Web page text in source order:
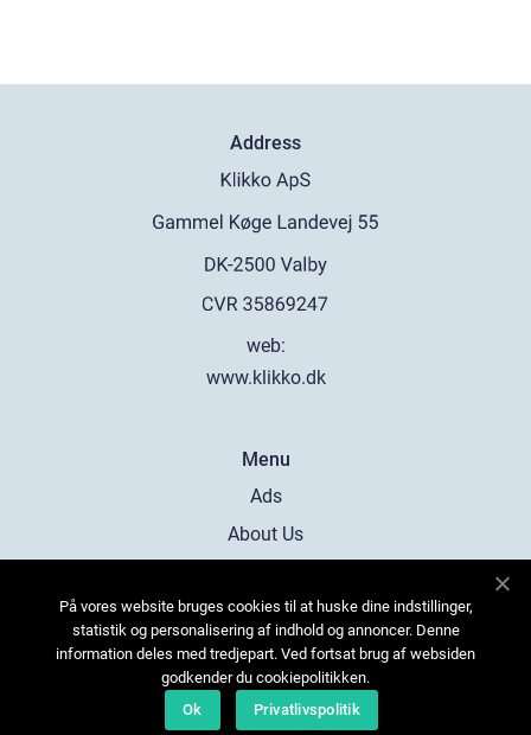
Address
web:
www.klikko.dk
Menu
Ads
About Us
Contact
Sitemap
På vores website bruges cookies til at huske dine indstillinger,
statistik og personalisering af indhold og annoncer. Denne
information deles med tredjepart. Ved fortsat brug af websiden
godkender du cookiepolitikken.
Ok
Privatlivspolitik